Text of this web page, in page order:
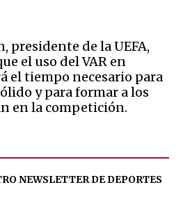
presidente de la UEFA,
el uso del VAR en
el tiempo necesario para
y para formar a los
en la competición.
NEWSLETTER DEDEPORTES